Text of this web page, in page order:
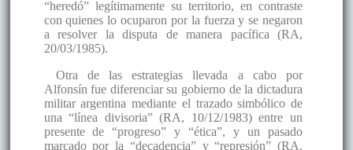
“heredó” legítimamente su territorio, en contraste
con quienes lo ocuparon por la fuerza y se negaron
a resolver la disputa de manera pacífica (RA,
20/03/1985).
Otra de las estrategias llevada a cabo por
Alfonsín fue diferenciar su gobierno de la dictadura
militar argentina mediante el trazado simbólico de
una “línea divisoria” (RA, 10/12/1983) entre un
presente de “progreso” y “ética”, y un pasado
marcado por la “decadencia” y “represión” (RA,